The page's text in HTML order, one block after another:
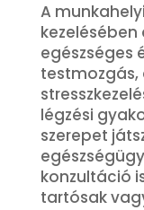
A
egészséges
testmozgás,
légzési
szerepet
konzultáció
tartósak